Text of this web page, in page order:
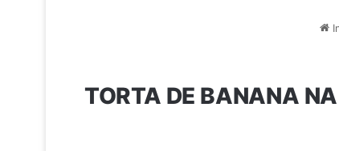
TORTA DE BANANA